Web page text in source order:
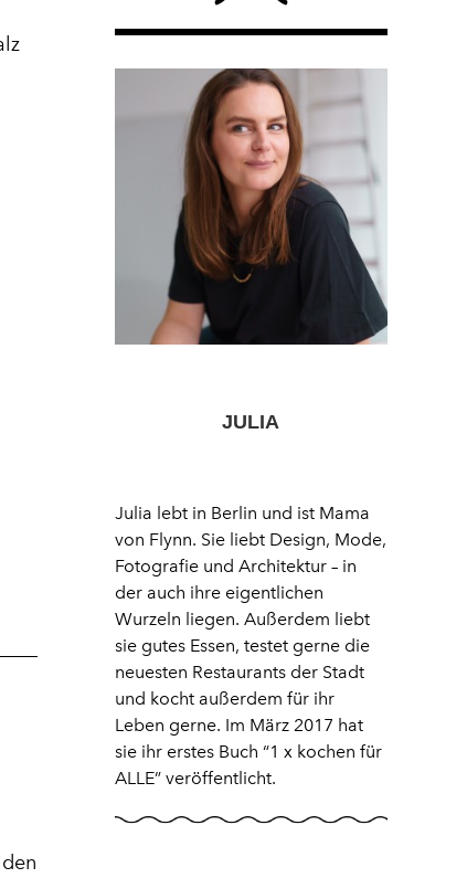
JULIA
Julia lebt in Berlin und ist Mama
von Flynn. Sie liebt Design, Mode,
Fotografie und Architektur – in
der auch ihre eigentlichen
Wurzeln liegen. Außerdem liebt
sie gutes Essen, testet gerne die
neuesten Restaurants der Stadt
und kocht außerdem für ihr
Leben gerne. Im März 2017 hat
sie ihr erstes Buch “1 x kochen für
ALLE” veröffentlicht.